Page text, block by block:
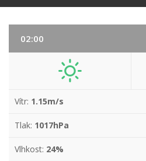
02:00
Vítr: 1.15m/s
Tlak: 1017hPa
Vlhkost: 24%